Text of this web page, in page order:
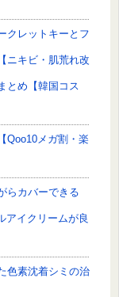
クレットキーとフ
ニキビ・肌荒れ改
とめ【韓国コス
Qoo10メガ割・楽
らカバーできる
イクリームが良
色素沈着シミの治